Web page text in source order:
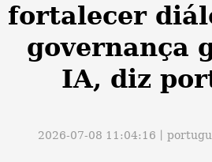
fortalecer
governança
IA, diz
2026-07-08 11:04:16丨